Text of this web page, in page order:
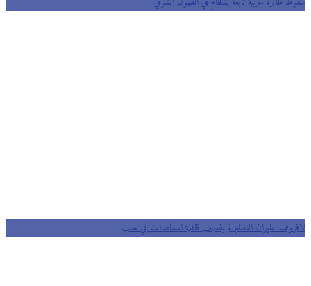
لافروف: طيران النظام لم يقصف قافلة المساعدات في حلب